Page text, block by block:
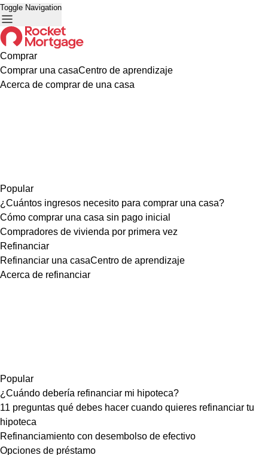
Toggle Navigation
Comprar
Comprar una casaCentro de aprendizaje
Acerca de comprar de una casa
Popular
¿Cuántos ingresos necesito para comprar una casa?
Cómo comprar una casa sin pago inicial
Compradores de vivienda por primera vez
Refinanciar
Refinanciar una casaCentro de aprendizaje
Acerca de refinanciar
Popular
¿Cuándo debería refinanciar mi hipoteca?
11 preguntas qué debes hacer cuando quieres refinanciar tu
hipoteca
Refinanciamiento con desembolso de efectivo
Opciones de préstamo